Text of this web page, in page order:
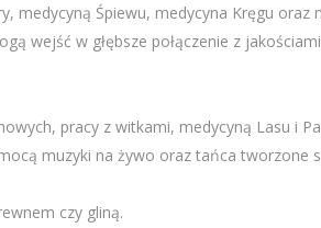
Śpiewu, medycyna Kręgu oraz
wejść w głębsze połączenie z
pracy z witkami, medycyną Lasu i
muzyki na żywo oraz tańca tworzone
czy gliną.